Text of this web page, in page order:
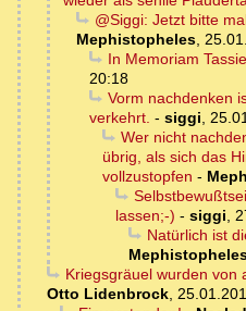
@Siggi: Jetzt bitte
Mephistopheles,
In Memoriam
20:18
Vorm nachdenken
verkehrt. - siggi,
Wer nicht
übrig, als sich das
vollzustopfen -
lassen;-) - siggi,
Natürlich ist
Kriegsgräuel wurden von
Otto Lidenbrock,